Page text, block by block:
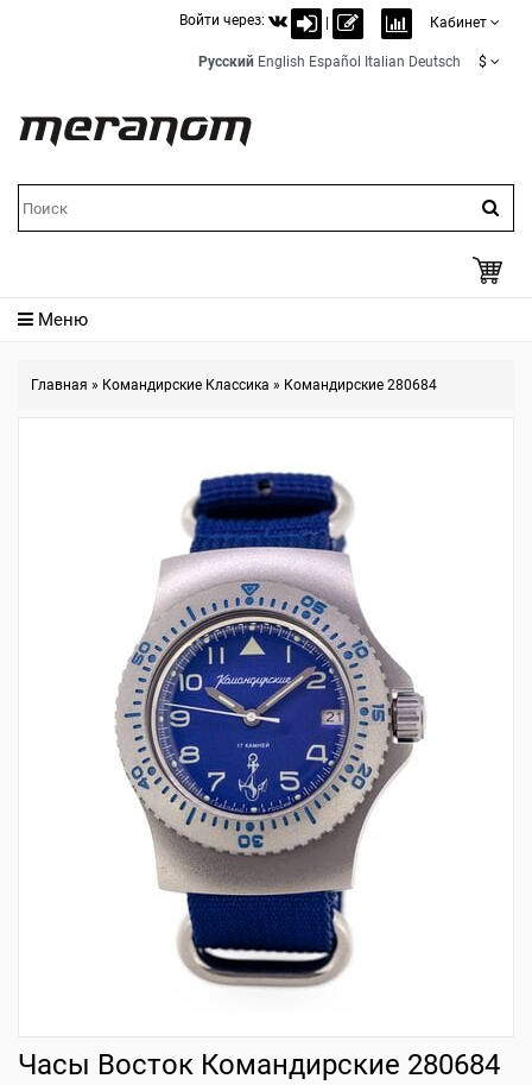
Войти через: Кабинет
Русский English Español Italian Deutsch $
Меню
Главная » Командирские Классика » Командирские 280684
Часы Восток Командирские 280684